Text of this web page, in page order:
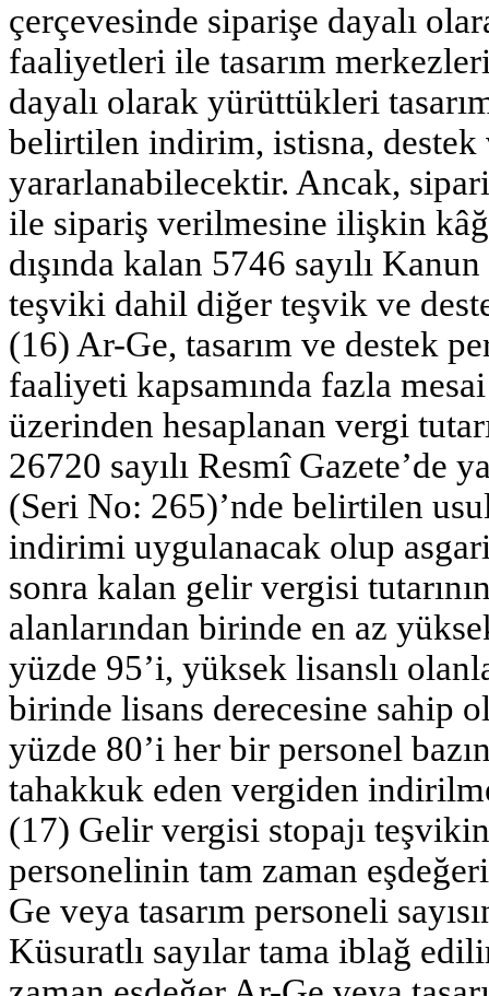
çerçevesinde siparişe dayalı
faaliyetleri ile tasarım
dayalı olarak yürüttükleri
belirtilen indirim, istisna, destek
yararlanabilecektir. Ancak,
ile sipariş verilmesine ilişkin
dışında kalan 5746 sayılı
teşviki dahil diğer teşvik ve
(16) Ar-Ge, tasarım ve destek
faaliyeti kapsamında fazla
üzerinden hesaplanan vergi
26720 sayılı Resmî Gazete’de
(Seri No: 265)’nde belirtilen
indirimi uygulanacak olup
sonra kalan gelir vergisi
alanlarından birinde en az
yüzde 95’i, yüksek lisanslı
birinde lisans derecesine sahip
yüzde 80’i her bir personel
tahakkuk eden vergiden
(17) Gelir vergisi stopajı
personelinin tam zaman
Ge veya tasarım personeli
Küsuratlı sayılar tama iblağ